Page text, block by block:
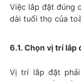
Việc lắp đặt đúng
dài tuổi thọ của
6.1. Chọn vị trí lắp
Vị trí lắp đặt